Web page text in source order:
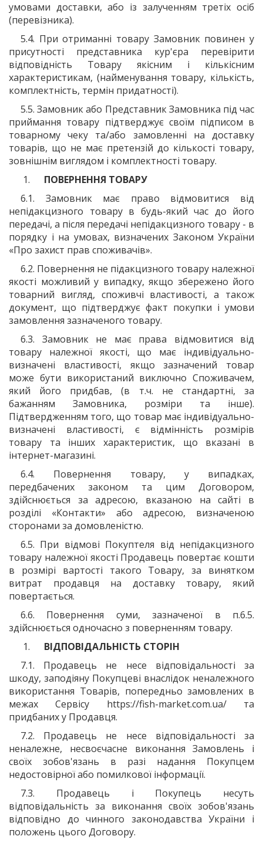
умовами доставки, або із залученням третіх осіб
(перевізника).
5.4. При отриманні товару Замовник повинен у
присутності представника кур'єра перевірити
відповідність Товару якісним і кількісним
характеристикам, (найменування товару, кількість,
комплектність, термін придатності).
5.5. Замовник або Представник Замовника під час
приймання товару підтверджує своїм підписом в
товарному чеку та/або замовленні на доставку
товарів, що не має претензій до кількості товару,
зовнішнім виглядом і комплектності товару.
ПОВЕРНЕННЯ ТОВАРУ
6.1. Замовник має право відмовитися від
непідакцизного товару в будь-який час до його
передачі, а після передачі непідакцизного товару - в
порядку і на умовах, визначених Законом України
«Про захист прав споживачів».
6.2. Повернення не підакцизного товару належної
якості можливий у випадку, якщо збережено його
товарний вигляд, споживчі властивості, а також
документ, що підтверджує факт покупки і умови
замовлення зазначеного товару.
6.3. Замовник не має права відмовитися від
товару належної якості, що має індивідуально-
визначені властивості, якщо зазначений товар
може бути використаний виключно Споживачем,
який його придбав, (в т.ч. не стандартні, за
бажанням Замовника, розміри та інше).
Підтвердженням того, що товар має індивідуально-
визначені властивості, є відмінність розмірів
товару та інших характеристик, що вказані в
інтернет-магазині.
6.4. Повернення товару, у випадках,
передбачених законом та цим Договором,
здійснюється за адресою, вказаною на сайті в
розділі «Контакти» або адресою, визначеною
сторонами за домовленістю.
6.5. При відмові Покуптеля від непідакцизного
товару належної якості Продавець повертає кошти
в розмірі вартості такого Товару, за винятком
витрат продавця на доставку товару, який
повертається.
6.6. Повернення суми, зазначеної в п.6.5.
здійснюється одночасно з поверненням товару.
ВІДПОВІДАЛЬНІСТЬ СТОРІН
7.1. Продавець не несе відповідальності за
шкоду, заподіяну Покупцеві внаслідок неналежного
використання Товарів, попередньо замовлених в
межах Сервісу https://fish-market.com.ua/ та
придбаних у Продавця.
7.2. Продавець не несе відповідальності за
неналежне, несвоєчасне виконання Замовлень і
своїх зобов'язань в разі надання Покупцем
недостовірної або помилкової інформації.
7.3. Продавець і Покупець несуть
відповідальність за виконання своїх зобов'язань
відповідно до чинного законодавства України і
положень цього Договору.